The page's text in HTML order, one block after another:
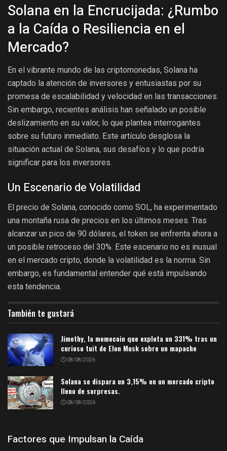
Solana en la Encrucijada: ¿Rumbo
a la Caída o Resiliencia en el
Mercado?
En el vibrante mundo de las criptomonedas, Solana ha
captado la atención de inversores y entusiastas por su
promesa de escalabilidad y velocidad en las transacciones.
Sin embargo, recientes análisis han señalado un posible
deslizamiento en su valor, lo que plantea interrogantes
sobre su futuro inmediato. Este artículo desglosa la
situación actual de Solana, sus desafíos y lo que podría
significar para los inversores.
Un Escenario de Volatilidad
El precio de Solana, conocido como SOL, ha experimentado
una montaña rusa de precios en los últimos meses. Tras
alcanzar un pico de 90 dólares, el token se enfrenta ahora a
un posible retroceso del 30%. Este escenario no es inusual
en el mercado cripto, donde la volatilidad es la norma. Sin
embargo, es fundamental entender qué está impulsando
esta tendencia.
También te gustará
Jimothy, la memecoin que explota un 331% tras un
curioso tuit de Elon Musk sobre un mapache
08/08/2026
Solana se dispara un 3,15% en un mercado cripto
lleno de sorpresas.
08/08/2026
Factores que Impulsan la Caída